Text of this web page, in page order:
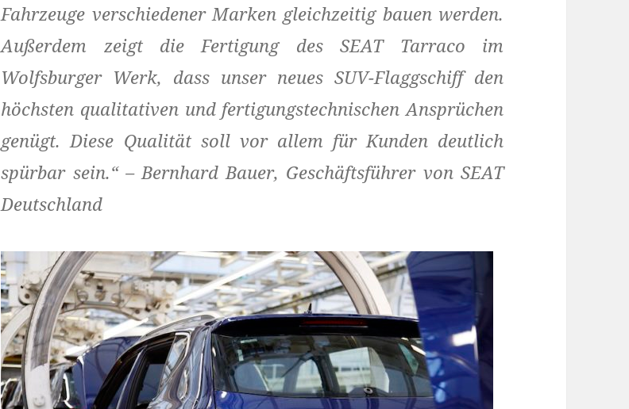
Fahrzeuge verschiedener Marken gleichzeitig bauen werden.
Außerdem zeigt die Fertigung des SEAT Tarraco im
Wolfsburger Werk, dass unser neues SUV-Flaggschiff den
höchsten qualitativen und fertigungstechnischen Ansprüchen
genügt. Diese Qualität soll vor allem für Kunden deutlich
spürbar sein.“ – Bernhard Bauer, Geschäftsführer von SEAT
Deutschland